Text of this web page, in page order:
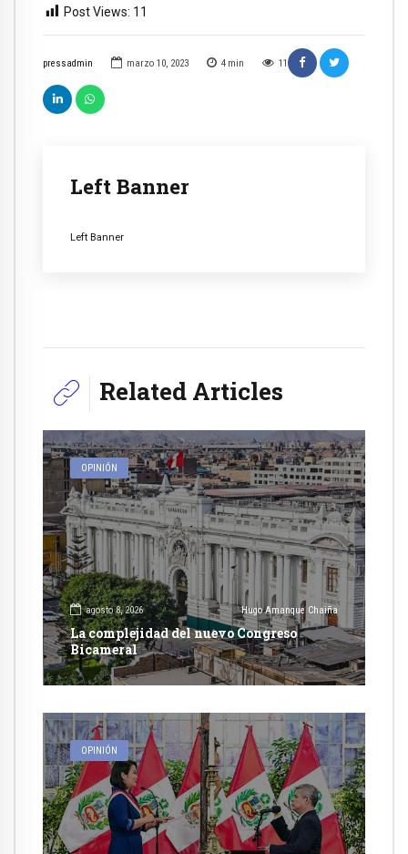
pressadmin marzo 10, 2023 4 min 11
Left Banner
Left Banner
Post Views: 11
Related Articles
OPINIÓN
agosto 8, 2026 Hugo Amanque Chaiña
La complejidad del nuevo Congreso
Bicameral
OPINIÓN